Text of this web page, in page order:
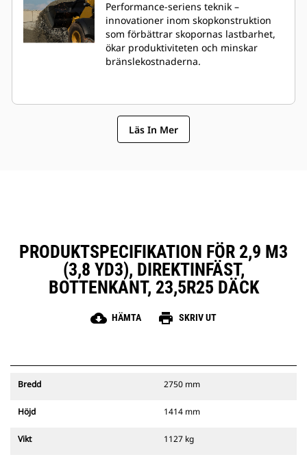
Performance-seriens teknik –
innovationer inom skopkonstruktion
som förbättrar skopornas lastbarhet,
ökar produktiviteten och minskar
bränslekostnaderna.
Läs In Mer
PRODUKTSPECIFIKATION FÖR 2,9 M3
(3,8 YD3), DIREKTINFÄST,
BOTTENKANT, 23,5R25 DÄCK
cloud_download HÄMTA print SKRIV UT
Bredd 2750 mm
Höjd 1414 mm
Vikt 1127 kg